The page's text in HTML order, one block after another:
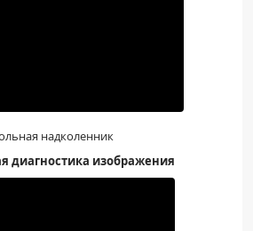
надколенник
диагностика изображения